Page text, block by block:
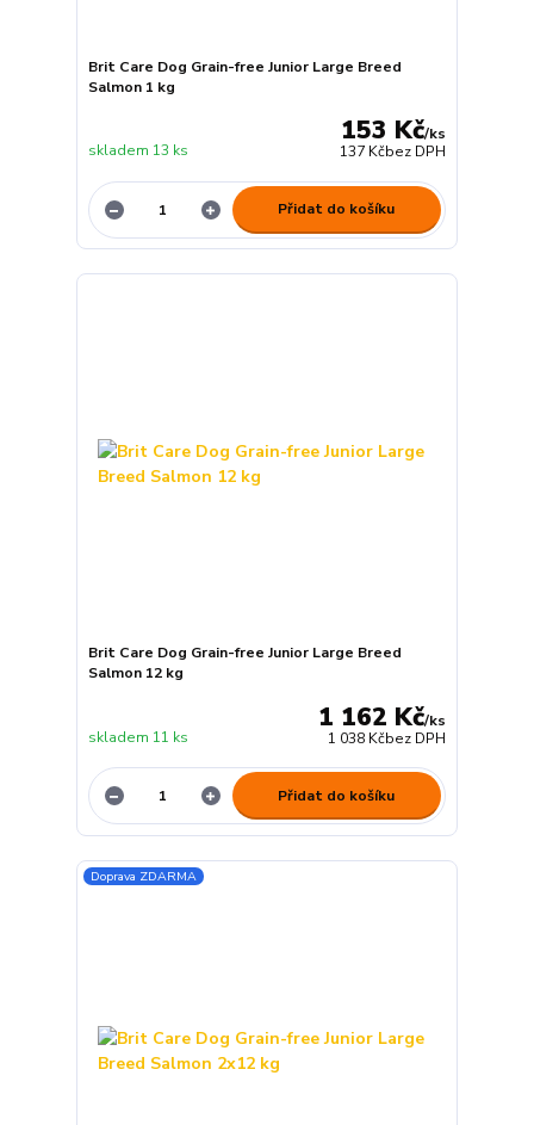
Brit Care Dog Grain-free Junior Large Breed
Salmon 1 kg
153 Kč/ks
137 Kčbez DPH
skladem 13 ks
Přidat do košíku
Brit Care Dog Grain-free Junior Large Breed
Salmon 12 kg
1 162 Kč/ks
1 038 Kčbez DPH
skladem 11 ks
Přidat do košíku
Doprava ZDARMA